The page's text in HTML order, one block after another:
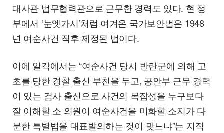
대사관 법무협력관으로 근무한 경력도 있다. 현 정
부에서 ‘눈엣가시’처럼 여겨온 국가보안법은 1948
년 여순사건 직후 제정된 법이다.
이에 일각에서는 “여순사건 당시 반란군에 의해 고
초를 당한 경찰 출신 부친을 두고, 공안부 근무 경력
이 있는 검사 출신으로 사건의 복잡성을 누구보다
잘 이해할 소 의원이 여순사건을 미화할 소지가 다
분한 특별법을 대표발의하는 것이 맞느냐”는 지적